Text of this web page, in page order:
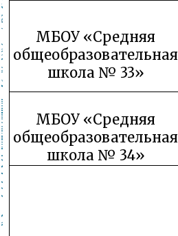
МБОУ «Средняя
общеобразовательная
школа № 33»
МБОУ «Средняя
общеобразовательная
школа № 34»